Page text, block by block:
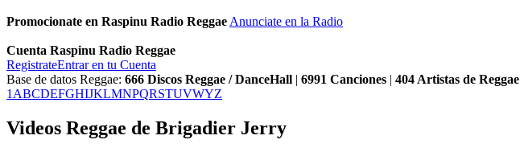
Promocionate en Raspinu Radio Reggae Anunciate en la Radio
Cuenta Raspinu Radio Reggae
RegistrateEntrar en tu Cuenta
Base de datos Reggae: 666 Discos Reggae / DanceHall | 6991 Canciones | 404 Artistas de
1 ABCDEFGHIJKLMNPQRSTUVWYZ
Videos Reggae de Brigadier Jerry